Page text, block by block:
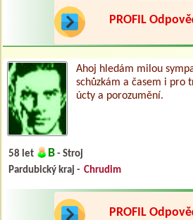
PROFIL
Ahoj hledám milou
schůzkám a časem i pro
úcty a porozumění.
58 let B - Stroj
Pardubický kraj - Chrudim
PROFIL